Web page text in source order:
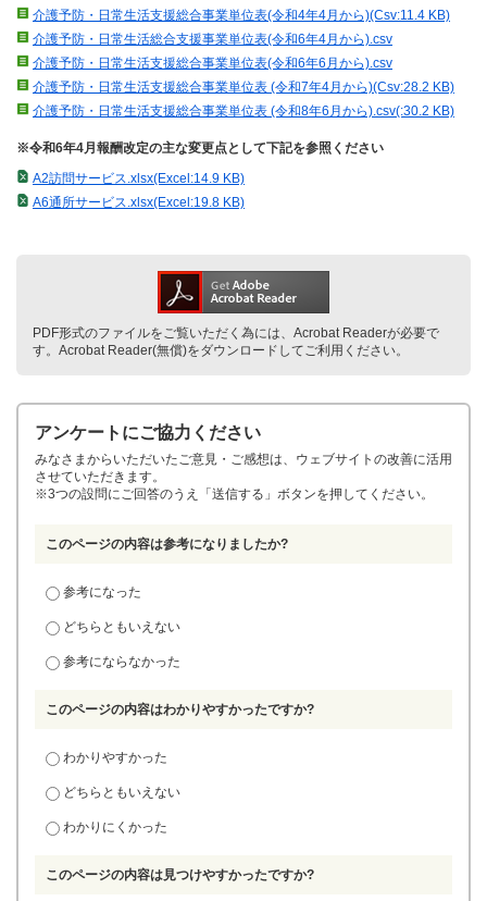
介護予防・日常生活支援総合事業単位表(令和4年4月から)(Csv:11.4 KB)
介護予防・日常生活総合支援事業単位表(令和6年4月から).csv
介護予防・日常生活支援総合事業単位表(令和6年6月から).csv
介護予防・日常生活支援総合事業単位表 (令和7年4月から)(Csv:28.2 KB)
介護予防・日常生活支援総合事業単位表 (令和8年6月から).csv(:30.2 KB)
※令和6年4月報酬改定の主な変更点として下記を参照ください
A2訪問サービス.xlsx(Excel:14.9 KB)
A6通所サービス.xlsx(Excel:19.8 KB)
PDF形式のファイルをご覧いただく為には、Acrobat Readerが必要で
す。Acrobat Reader(無償)をダウンロードしてご利用ください。
アンケートにご協力ください
みなさまからいただいたご意見・ご感想は、ウェブサイトの改善に活用
させていただきます。
※3つの設問にご回答のうえ「送信する」ボタンを押してください。
このページの内容は参考になりましたか?
参考になった
どちらともいえない
参考にならなかった
このページの内容はわかりやすかったですか?
わかりやすかった
どちらともいえない
わかりにくかった
このページの内容は見つけやすかったですか?